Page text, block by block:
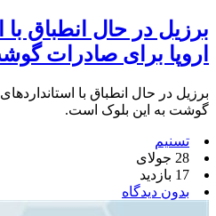
برزیل در حال انطباق با
اروپا برای صادرات
برزیل در حال انطباق با
گوشت به این بلوک است.
تسنیم
28 جولای
17 بازدید
بدون دیدگاه